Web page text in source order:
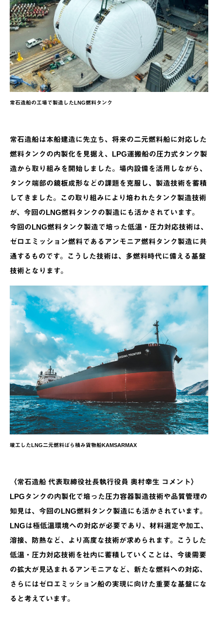
常石造船の工場で製造したLNG燃料タンク
常石造船は本船建造に先立ち、将来の二元燃料船に対応した
燃料タンクの内製化を見据え、LPG運搬船の圧力式タンク製
造から取り組みを開始しました。場内設備を活用しながら、
タンク端部の鏡板成形などの課題を克服し、製造技術を蓄積
してきました。この取り組みにより培われたタンク製造技術
が、今回のLNG燃料タンクの製造にも活かされています。
今回のLNG燃料タンク製造で培った低温・圧力対応技術は、
ゼロエミッション燃料であるアンモニア燃料タンク製造に共
通するものです。こうした技術は、多燃料時代に備える基盤
技術となります。
竣工したLNG二元燃料ばら積み貨物船KAMSARMAX
〈常石造船 代表取締役社長執行役員 奥村幸生 コメント〉
LPGタンクの内製化で培った圧力容器製造技術や品質管理の
知見は、今回のLNG燃料タンク製造にも活かされています。
LNGは極低温環境への対応が必要であり、材料選定や加工、
溶接、防熱など、より高度な技術が求められます。こうした
低温・圧力対応技術を社内に蓄積していくことは、今後需要
の拡大が見込まれるアンモニアなど、新たな燃料への対応、
さらにはゼロエミッション船の実現に向けた重要な基盤にな
ると考えています。